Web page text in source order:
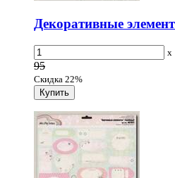
Декоративные
x
95
Скидка 22%